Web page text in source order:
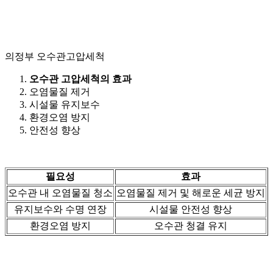
의정부 오수관고압세척
오수관 고압세척의 효과
오염물질 제거
시설물 유지보수
환경오염 방지
안전성 향상
필요성
효과
오수관 내 오염물질 청소 오염물질 제거 및 해로운 세균 방지
유지보수와 수명 연장
시설물 안전성 향상
환경오염 방지
오수관 청결 유지